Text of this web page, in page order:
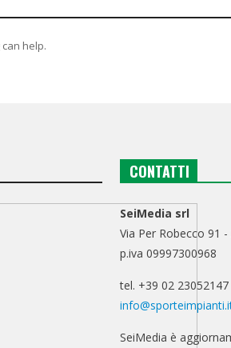
help.
CONTATTI
SeiMedia srl
Via Per Robecco 91
p.iva 09997300968
tel. +39 02
SeiMedia è